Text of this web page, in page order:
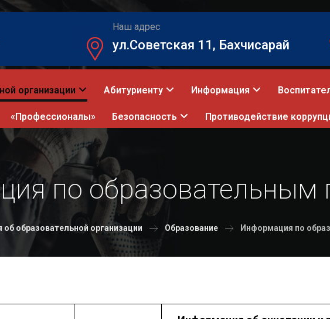
Наш адрес
ул.Советская 11, Бахчисарай
организации Абитуриенту Информация
«Профессионалы» Безопасность Противодействие
по образовательным
об образовательной организации Образование Информация по